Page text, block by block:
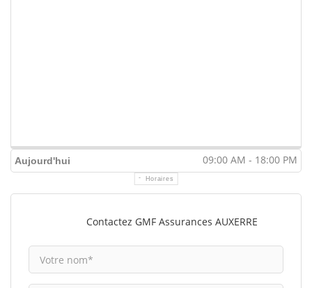
Aujourd'hui 09:00 AM - 18:00 PM
Horaires
Contactez GMF Assurances AUXERRE